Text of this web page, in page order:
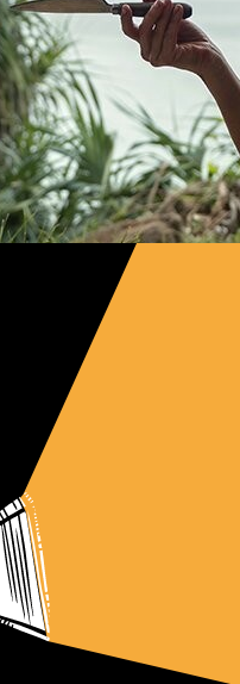
б вони взяли з собою на
медикаменти, зброю,